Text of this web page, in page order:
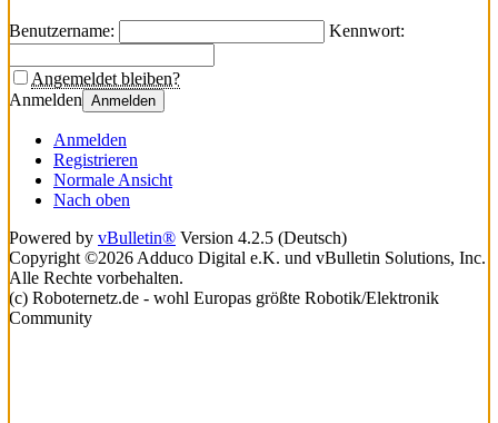
Benutzername: Kennwort:
Angemeldet bleiben?
Anmelden Anmelden
Anmelden
Registrieren
Normale Ansicht
Nach oben
Powered by vBulletin® Version 4.2.5 (Deutsch)
Copyright ©2026 Adduco Digital e.K. und vBulletin Solutions, Inc.
Alle Rechte vorbehalten.
(c) Roboternetz.de - wohl Europas größte Robotik/Elektronik
Community